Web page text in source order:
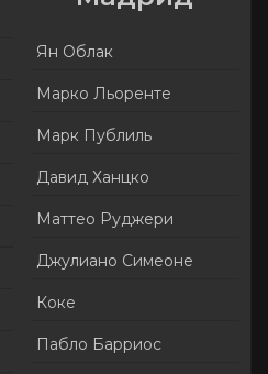
Ян Облак
Марко Льоренте
Марк Публиль
Давид Ханцко
Маттео Руджери
Джулиано Симеоне
Коке
Пабло Барриос